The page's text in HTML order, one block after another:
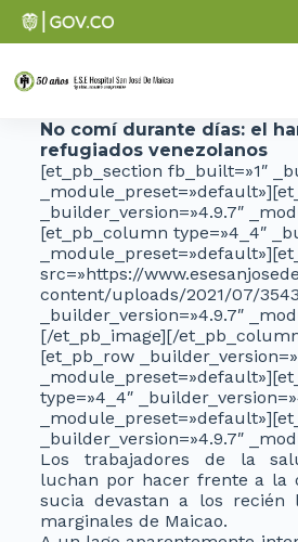
No comí durante días: el
refugiados venezolanos
[et_pb_section fb_built=»1″
_builder_version=»4.9.7″
[et_pb_column type=»4_4″
src=»https://
content/uploads/2021/07/
_builder_version=»4.9.7″
[/et_pb_image][/
[et_pb_row
type=»4_4″
_builder_version=»4.9.7″
Los trabajadores de la
luchan por hacer frente a la
sucia devastan a los recién
marginales de Maicao.